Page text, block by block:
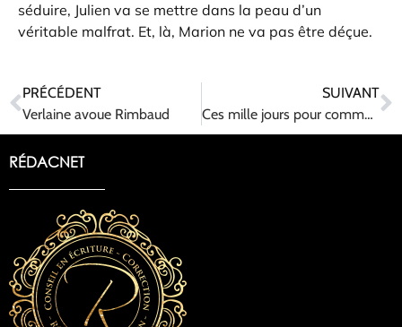
séduire, Julien va se mettre dans la peau d’un
véritable malfrat. Et, là, Marion ne va pas être déçue.
PRÉCÉDENT
Verlaine avoue Rimbaud
SUIVANT
Ces mille jours pour commencer à être père
RÉDACNET